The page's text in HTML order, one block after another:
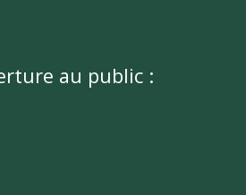
au public :